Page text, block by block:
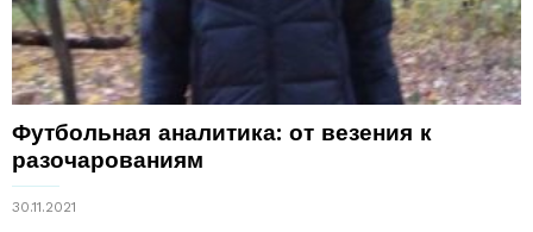
Футбольная аналитика: от везения к
разочарованиям
30.11.2021